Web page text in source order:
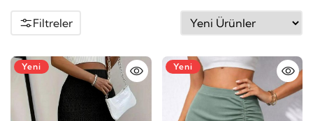
Filtreler
Yeni Yeni